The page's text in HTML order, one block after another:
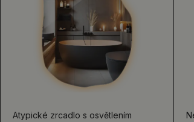
Atypické zrcadlo s osvětlením